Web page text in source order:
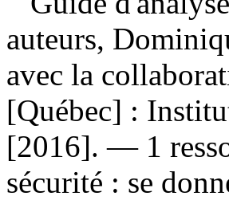
auteurs,
avec la
[Québec] :
[2016]. — 1
sécurité : se